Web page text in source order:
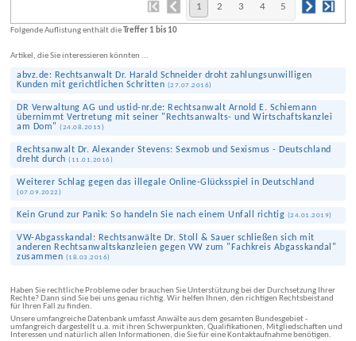
1 2 3 4 5
Folgende Auflistung enthält die Treffer 1 bis 10
Artikel, die Sie interessieren könnten ...
abvz.de: Rechtsanwalt Dr. Harald Schneider droht zahlungs­unwilligen
Kunden mit gerichtlichen Schritten (27.07.2016)
DR Verwaltung AG und ustid-nr.de: Rechtsanwalt Arnold E. Schiemann
übernimmt Vertretung mit seiner "Rechtsanwalts- und Wirtschaftskanzlei
am Dom"( 24.08.2015 )
Rechtsanwalt Dr. Alexander Stevens: Sexmob und Sexismus - Deutschland
dreht durch( 11.01.2016)
Weiterer Schlag gegen das illegale Online-Glücksspiel in Deutschland
( 07.09.2022 )
Kein Grund zur Panik: So handeln Sie nach einem Unfall richtig (24.01.2019)
VW-Abgas­skandal: Rechts­anwälte Dr. Stoll & Sauer schließen sich mit
anderen Rechts­anwalts­kanzleien gegen VW zum "Fachkreis Abgas­skandal"
zusammen ( 18.03.2016)
Haben Sie rechtliche Probleme oder brauchen Sie Unterstützung bei der Durchsetzung Ihrer
Rechte? Dann sind Sie bei uns genau richtig. Wir helfen Ihnen, den richtigen Rechtsbeistand
für Ihren Fall zu finden.
Unsere umfangreiche Datenbank umfasst Anwälte aus dem gesamten Bundesgebiet -
umfangreich dargestellt u.a. mit ihren Schwerpunkten, Qualifikationen, Mitgliedschaften und
Interessen und natürlich allen Informationen, die Sie für eine Kontaktaufnahme benötigen.